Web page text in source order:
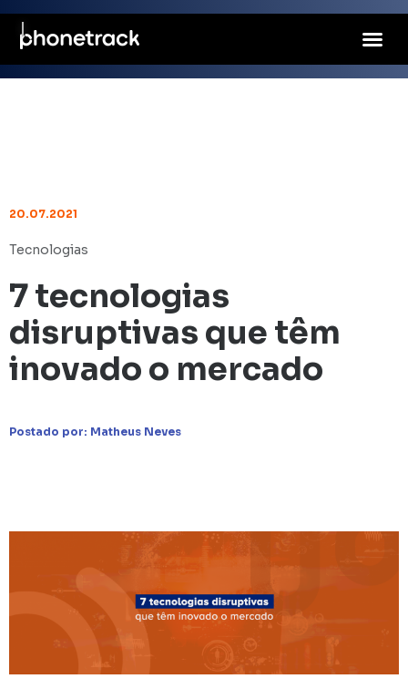
20.07.2021
Tecnologias
7 tecnologias
disruptivas que têm
inovado o mercado
Postado por: Matheus Neves